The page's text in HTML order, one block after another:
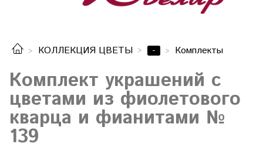
КОЛЛЕКЦИЯ ЦВЕТЫ - Комплекты
Комплект украшений с
цветами из фиолетового
кварца и фианитами №
139